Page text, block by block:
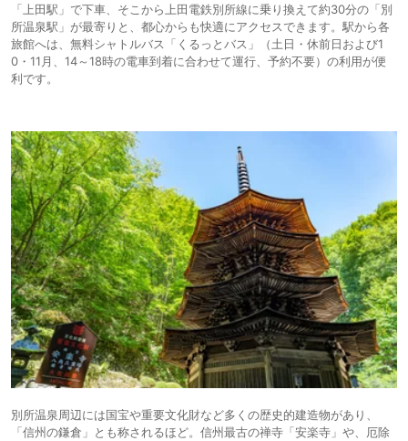
「上田駅」で下車、そこから上田電鉄別所線に乗り換えて約30分の「別
所温泉駅」が最寄りと、都心からも快適にアクセスできます。駅から各
旅館へは、無料シャトルバス「くるっとバス」（土日・休前日および1
0・11月、14～18時の電車到着に合わせて運行、予約不要）の利用が便
利です。
別所温泉周辺には国宝や重要文化財など多くの歴史的建造物があり、
「信州の鎌倉」とも称されるほど。信州最古の禅寺「安楽寺」や、厄除